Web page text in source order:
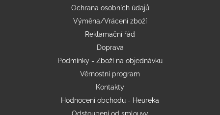
Ochrana osobních údajů
Výměna/Vrácení zboží
Reklamační řád
Doprava
Podmínky - Zboží na objednávku
Věrnostní program
Kontakty
Hodnocení obchodu - Heureka